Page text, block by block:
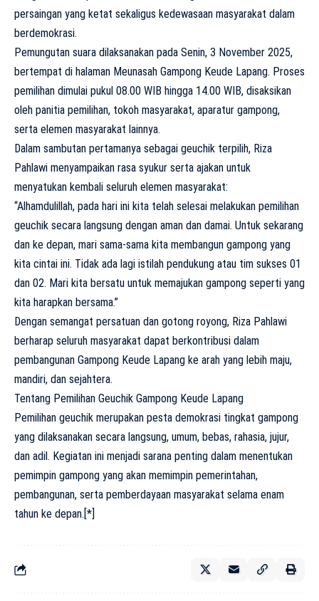
persaingan yang ketat sekaligus kedewasaan masyarakat dalam
berdemokrasi.
Pemungutan suara dilaksanakan pada Senin, 3 November 2025,
bertempat di halaman Meunasah Gampong Keude Lapang. Proses
pemilihan dimulai pukul 08.00 WIB hingga 14.00 WIB, disaksikan
oleh panitia pemilihan, tokoh masyarakat, aparatur gampong,
serta elemen masyarakat lainnya.
Dalam sambutan pertamanya sebagai geuchik terpilih, Riza
Pahlawi menyampaikan rasa syukur serta ajakan untuk
menyatukan kembali seluruh elemen masyarakat:
“Alhamdulillah, pada hari ini kita telah selesai melakukan pemilihan
geuchik secara langsung dengan aman dan damai. Untuk sekarang
dan ke depan, mari sama-sama kita membangun gampong yang
kita cintai ini. Tidak ada lagi istilah pendukung atau tim sukses 01
dan 02. Mari kita bersatu untuk memajukan gampong seperti yang
kita harapkan bersama.”
Dengan semangat persatuan dan gotong royong, Riza Pahlawi
berharap seluruh masyarakat dapat berkontribusi dalam
pembangunan Gampong Keude Lapang ke arah yang lebih maju,
mandiri, dan sejahtera.
Tentang Pemilihan Geuchik Gampong Keude Lapang
Pemilihan geuchik merupakan pesta demokrasi tingkat gampong
yang dilaksanakan secara langsung, umum, bebas, rahasia, jujur,
dan adil. Kegiatan ini menjadi sarana penting dalam menentukan
pemimpin gampong yang akan memimpin pemerintahan,
pembangunan, serta pemberdayaan masyarakat selama enam
tahun ke depan.[*]